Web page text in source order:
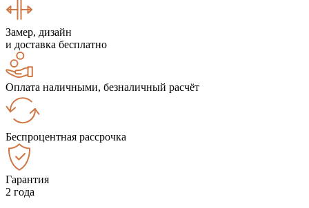
Замер, дизайн
и доставка бесплатно
Оплата наличными, безналичный расчёт
Беспроцентная рассрочка
Гарантия
2 года